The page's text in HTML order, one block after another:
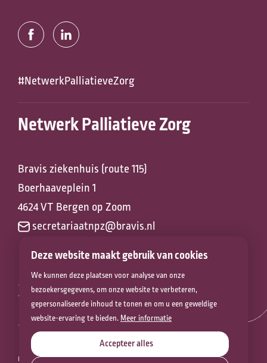
Deze website maakt gebruik van cookies
We kunnen deze plaatsen voor analyse van onze
bezoekersgegevens, om onze website te verbeteren,
gepersonaliseerde inhoud te tonen en om u een geweldige
website-ervaring te bieden. Meer informatie
Accepteer alles
#NetwerkPalliatieveZorg
Netwerk Palliatieve Zorg
Bravis ziekenhuis (route 115)
Boerhaaveplein 1
4624 VT Bergen op Zoom
secretariaatnpz@bravis.nl
Zorg voor het
leven
PRIVACYVERKLARING COOKIEVERKLARING DISCLAIMER